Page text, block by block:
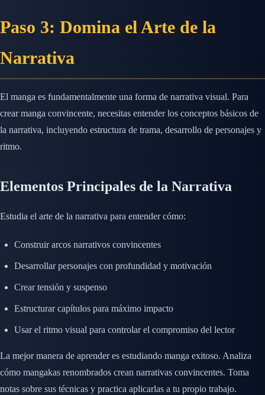
Paso 3: Domina el Arte de la
Narrativa
El manga es fundamentalmente una forma de narrativa visual. Para
crear manga convincente, necesitas entender los conceptos básicos de
la narrativa, incluyendo estructura de trama, desarrollo de personajes y
ritmo.
Elementos Principales de la Narrativa
Estudia el arte de la narrativa para entender cómo:
Construir arcos narrativos convincentes
Desarrollar personajes con profundidad y motivación
Crear tensión y suspenso
Estructurar capítulos para máximo impacto
Usar el ritmo visual para controlar el compromiso del lector
La mejor manera de aprender es estudiando manga exitoso. Analiza
cómo mangakas renombrados crean narrativas convincentes. Toma
notas sobre sus técnicas y practica aplicarlas a tu propio trabajo.